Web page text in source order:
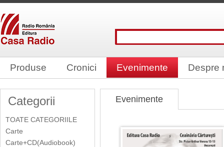
Produse Cronici Evenimente Despre
Categorii
TOATE CATEGORIILE
Carte
Carte+CD(Audiobook)
Evenimente